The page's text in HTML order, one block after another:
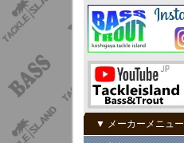
▼ メーカーメニュー